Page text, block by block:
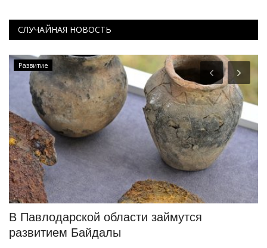
СЛУЧАЙНАЯ НОВОСТЬ
Развитие
В Павлодарской области займутся
развитием Байдалы